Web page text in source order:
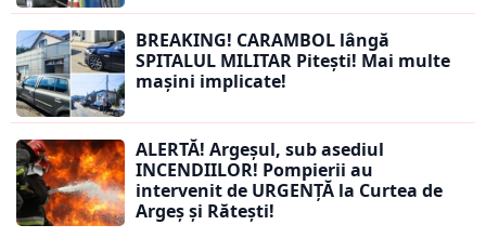
BREAKING! CARAMBOL lângă
SPITALUL MILITAR Pitești! Mai multe
mașini implicate!
ALERTĂ! Argeșul, sub asediul
INCENDIILOR! Pompierii au
intervenit de URGENȚĂ la Curtea de
Argeș și Rătești!